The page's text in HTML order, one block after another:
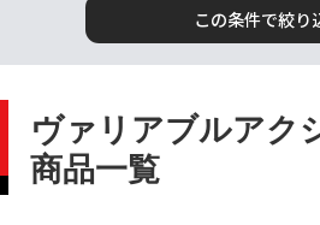
この条件で絞り
ヴァリアブルアク
商品一覧